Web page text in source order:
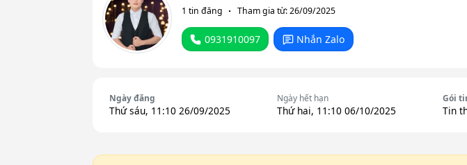
1 tin đăng
Tham gia từ: 26/09/2025
0931910097 Nhắn Zalo
Ngày đăng
Thứ sáu, 11:10 26/09/2025
Ngày hết hạn
Thứ hai, 11:10 06/10/2025
Gói
Tin